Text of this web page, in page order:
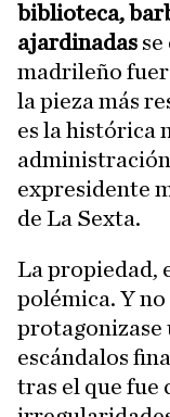
biblioteca,
ajardinadas
madrileño
la pieza más
es la histórica
administración
expresidente
de La Sexta.
La propiedad,
polémica. Y
protagonizase
escándalos
tras el que fue